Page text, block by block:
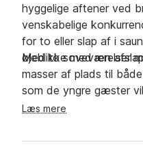
hyggelige aftener ved
venskabelige
for to eller slap af i
øjeblikke med ren
Med to soveværelser
masser af plads til
som de yngre gæster
næste dags eventyr.
Ringkøbing Fjord.
Læs mere